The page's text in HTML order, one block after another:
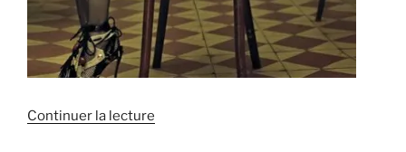
Continuer la lecture